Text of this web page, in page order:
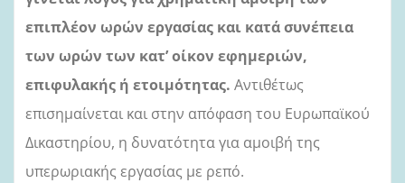
επιπλέον ωρών εργασίας και κατά συνέπεια
των ωρών των κατ’ οίκον εφημεριών,
επιφυλακής ή ετοιμότητας. Αντιθέτως
επισημαίνεται και στην απόφαση του Ευρωπαϊκού
Δικαστηρίου, η δυνατότητα για αμοιβή της
υπερωριακής εργασίας με ρεπό.